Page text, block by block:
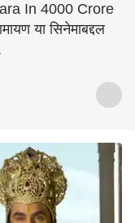
In 4000 Crore
या सिनेमाबद्दल